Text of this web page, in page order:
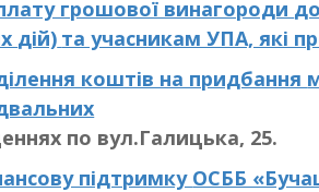
грошової винагороди
дій) та учасникам УПА, які
коштів на придбання
по вул.Галицька, 25.
підтримку ОСББ